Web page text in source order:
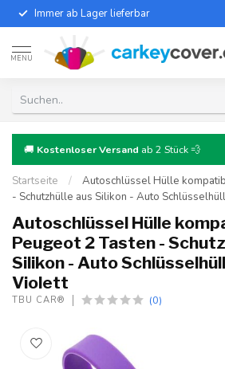
Immer ab Lager lieferbar
MENU
🚚 Kostenloser Versand ab 2 Stück 💨
Startseite /
Autoschlüssel Hülle
- Schutzhülle aus Silikon - Auto
Autoschlüssel Hülle
Peugeot 2 Tasten -
Silikon - Auto
Violett
TBU CAR® (0)